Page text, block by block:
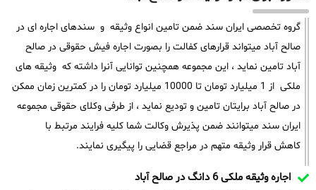
گروه تخصصی ایران سند ضمن تامین انواع وثیقه و سندهای اجاره ای در
صالح آباد میتواند قرارهای کفالت را بصورت اجاره فیش حقوقی در صالح
آباد تامین نماید ، این مجموعه همچنین توانایی آنرا داشته که وثیقه های
ملکی از 1 میلیارد تومان تا 10000 میلیارد تومان را در کمترین زمان ممکن
در صالح آباد برایتان تامین و تودیع نماید ، از طرفی وکلای حقوقی مجموعه
ایران سند میتوانند ضمن پذیرش وکالت شما کلیه فرایند مرتبط با
کاهش قرار وثیقه متهم در مراجع قضایی را پیگیری نمایند.
اجاره وثیقه ملکی 6 دانگ در صالح آباد